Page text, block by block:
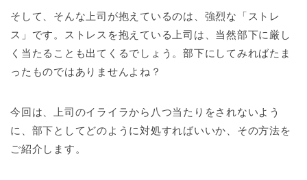
そして、そんな上司が抱えているのは、強烈な「ストレ
ス」です。ストレスを抱えている上司は、当然部下に厳し
く当たることも出てくるでしょう。部下にしてみればたま
ったものではありませんよね？
今回は、上司のイライラから八つ当たりをされないよう
に、部下としてどのように対処すればいいか、その方法を
ご紹介します。